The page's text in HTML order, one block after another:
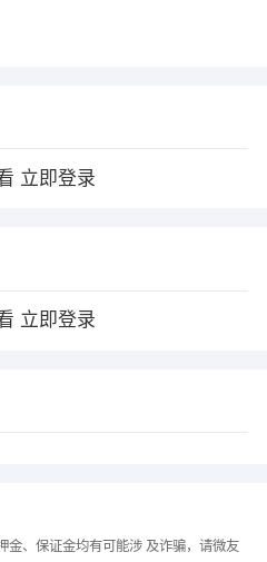
立即登录
立即登录
金、保证金均有可能涉 及诈骗，请微友